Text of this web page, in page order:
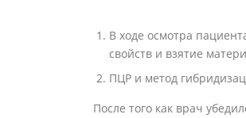
В ходе осмотра
свойств и взятие
ПЦР и метод
После того как врач